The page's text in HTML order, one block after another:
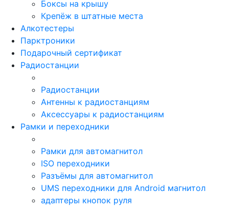
Боксы на крышу
Крепёж в штатные места
Алкотестеры
Парктроники
Подарочный сертификат
Радиостанции
Радиостанции
Антенны к радиостанциям
Аксессуары к радиостанциям
Рамки и переходники
Рамки для автомагнитол
ISO переходники
Разъёмы для автомагнитол
UMS переходники для Android магнитол
адаптеры кнопок руля